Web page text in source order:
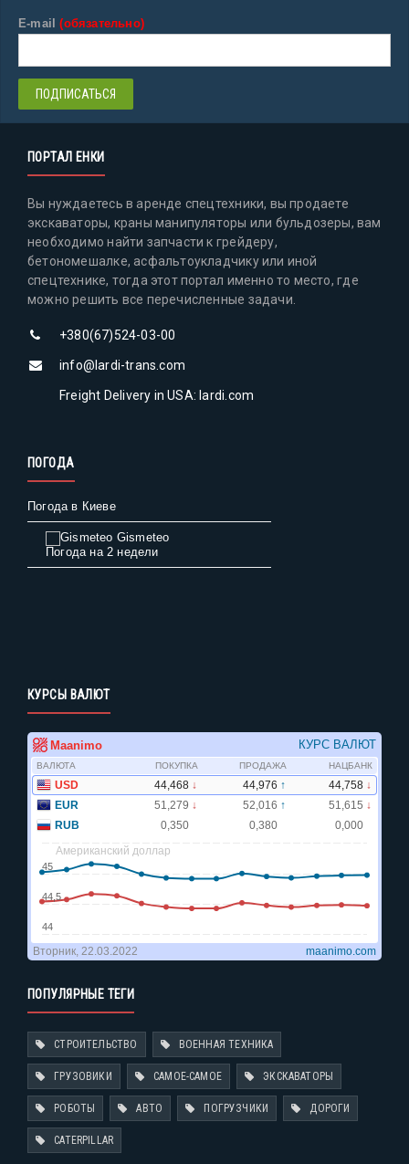
E-mail(обязательно)
ПОРТАЛ ЕНКИ
Вы нуждаетесь в аренде спецтехники, вы продаете
экскаваторы, краны манипуляторы или бульдозеры, вам
необходимо найти запчасти к грейдеру,
бетономешалке, асфальтоукладчику или иной
спецтехнике, тогда этот портал именно то место, где
можно решить все перечисленные задачи.
+380(67)524-03-00
info@lardi-trans.com
Freight Delivery in USA: lardi.com
ПОГОДА
Погода в Киеве
Gismeteo
Погода на 2 недели
КУРСЫ ВАЛЮТ
ПОПУЛЯРНЫЕ ТЕГИ
СТРОИТЕЛЬСТВО ВОЕННАЯ ТЕХНИКА
ГРУЗОВИКИ САМОЕ-САМОЕ ЭКСКАВАТОРЫ
РОБОТЫ АВТО ПОГРУЗЧИКИ ДОРОГИ
CATERPILLAR